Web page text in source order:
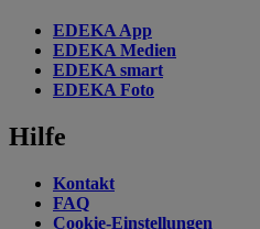
EDEKA App
EDEKA Medien
EDEKA smart
EDEKA Foto
Hilfe
Kontakt
FAQ
Cookie-Einstellungen